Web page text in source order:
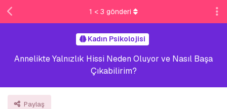
Kadın Psikolojisi
Annelikte Yalnızlık Hissi Neden Oluyor ve Nasıl Başa
Çıkabilirim?
Paylaş
1 < 3 gönderi